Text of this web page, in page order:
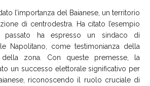
l’importanza del Baianese, un territorio
di centrodestra. Ha citato l’esempio
ha espresso un sindaco di
Napolitano, come testimonianza della
zona. Con queste premesse, la
un successo elettorale significativo per
riconoscendo il ruolo cruciale di